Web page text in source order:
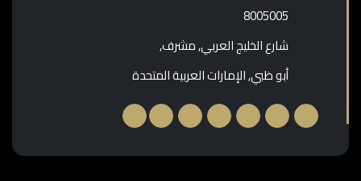
‎8005005‎
شارع الخليج العربي, مشرف,
أبو ظبي, الإمارات العربية المتحدة